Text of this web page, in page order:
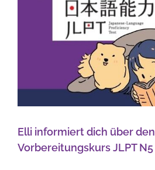
Elli informiert dich über den
Vorbereitungskurs JLPT N5